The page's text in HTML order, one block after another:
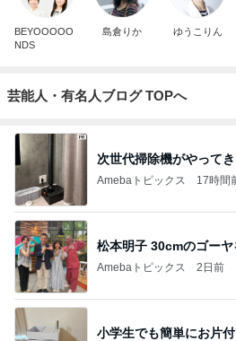
BEYOOOOO
NDS
島倉りか ゆうこりん
芸能人・有名人ブログ TOPへ
次世代掃除機がやってき
Amebaトピックス 17時間
松本明子 30cmのゴー
Amebaトピックス 2日前
小学生でも簡単にお片